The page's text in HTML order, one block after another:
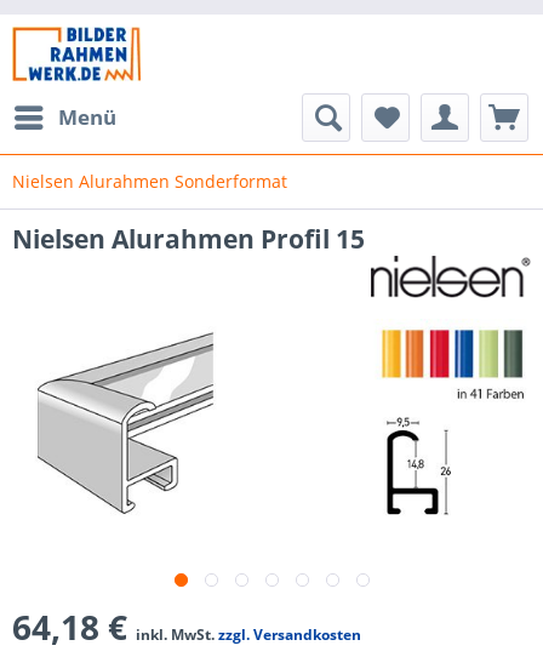
Menü
Nielsen Alurahmen Sonderformat
Nielsen Alurahmen Profil 15
64,18 € inkl. MwSt.zzgl. Versandkosten